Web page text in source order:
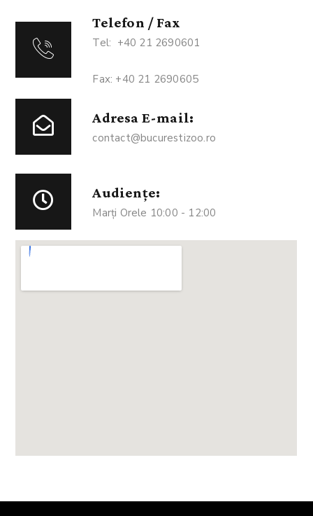
Telefon / Fax
Tel: +40 21 2690601
Fax: +40 21 2690605
Adresa E-mail:
contact@bucurestizoo.ro
Audiențe:
Marți Orele 10:00 - 12:00